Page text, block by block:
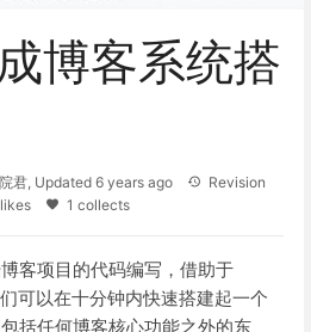
博客系统搭
君, Updated 6 years ago
Revision
likes 1 collects
客项目的代码编写，借助于
可以在十分钟内快速搭建起一个
括任何博客核心功能之外的东